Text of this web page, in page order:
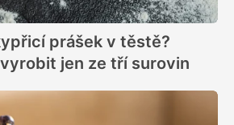
prášek v těstě?
jen ze tří surovin